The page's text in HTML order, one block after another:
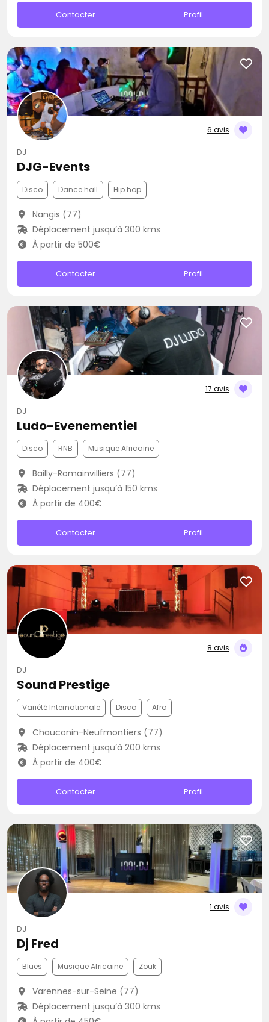
Contacter Profil
6 avis
DJ
DJG-Events
Disco Dance hall Hip hop
Nangis (77)
Déplacement jusqu’à 300 kms
À partir de 500€
Contacter Profil
17 avis
DJ
Ludo-Evenementiel
Disco RNB Musique Africaine
Bailly-Romainvilliers (77)
Déplacement jusqu’à 150 kms
À partir de 400€
Contacter Profil
8 avis
DJ
Sound Prestige
Variété Internationale Disco Afro
Chauconin-Neufmontiers (77)
Déplacement jusqu’à 200 kms
À partir de 400€
Contacter Profil
1 avis
DJ
Dj Fred
Blues Musique Africaine Zouk
Varennes-sur-Seine (77)
Déplacement jusqu’à 300 kms